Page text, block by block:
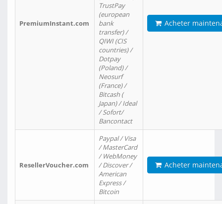
PremiumInstant.com
TrustPay
(european
bank
transfer) /
QIWI (CIS
countries) /
Dotpay
(Poland) /
Neosurf
(France) /
Bitcash (
Japan) / Ideal
/ Sofort/
Bancontact
Acheter
ResellerVoucher.com
Paypal / Visa
/ MasterCard
/ WebMoney
/ Discover /
American
Express /
Bitcoin
Acheter